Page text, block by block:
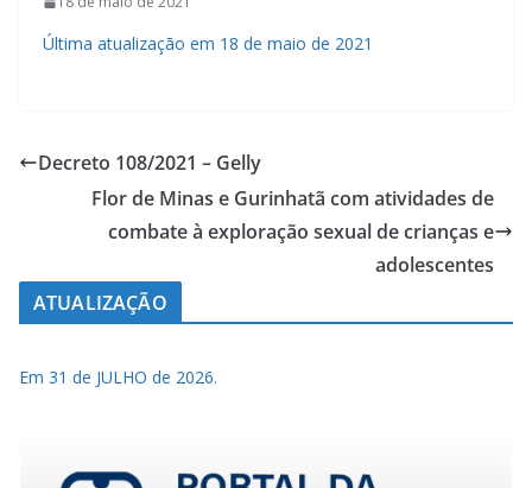
Última atualização em 18 de maio de 2021
Decreto 108/2021 – Gelly
Flor de Minas e Gurinhatã com atividades de
combate à exploração sexual de crianças e
adolescentes
ATUALIZAÇÃO
Em 31 de JULHO de 2026.